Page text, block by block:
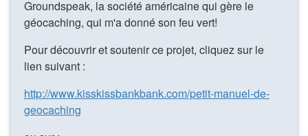
Groundspeak, la société américaine qui gère le
géocaching, qui m'a donné son feu vert!
Pour découvrir et soutenir ce projet, cliquez sur le
lien suivant :
http://www.kisskissbankbank.com/petit-manuel-de-
geocaching